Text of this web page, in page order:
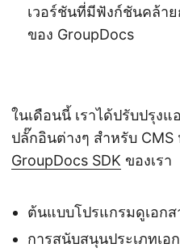
เวอร์ชันที่มีฟังก์ชันคล้า
ของ GroupDocs
ในเดือนนี้ เราได้ปรับปรุงแ
ปลั๊กอินต่างๆ สำหรับ
GroupDocs SDK ของเรา
ต้นแบบโปรแกรมดูเอกส
การสนับสนุนประเภทเ